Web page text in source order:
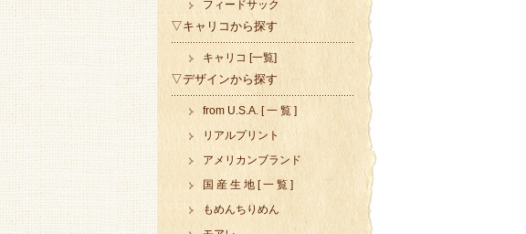
フィードサック
▽キャリコから探す
キャリコ [一覧]
▽デザインから探す
from U.S.A. [ 一 覧 ]
リアルプリント
アメリカンブランド
国 産 生 地 [ 一 覧 ]
もめんちりめん